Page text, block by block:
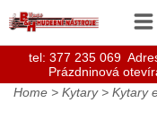
Home > Kytary> Kytary
tel: 377 235 069
Prázdninová